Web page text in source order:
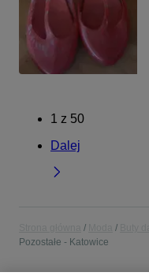
1 z 50
Dalej
Pozostałe - Katowice